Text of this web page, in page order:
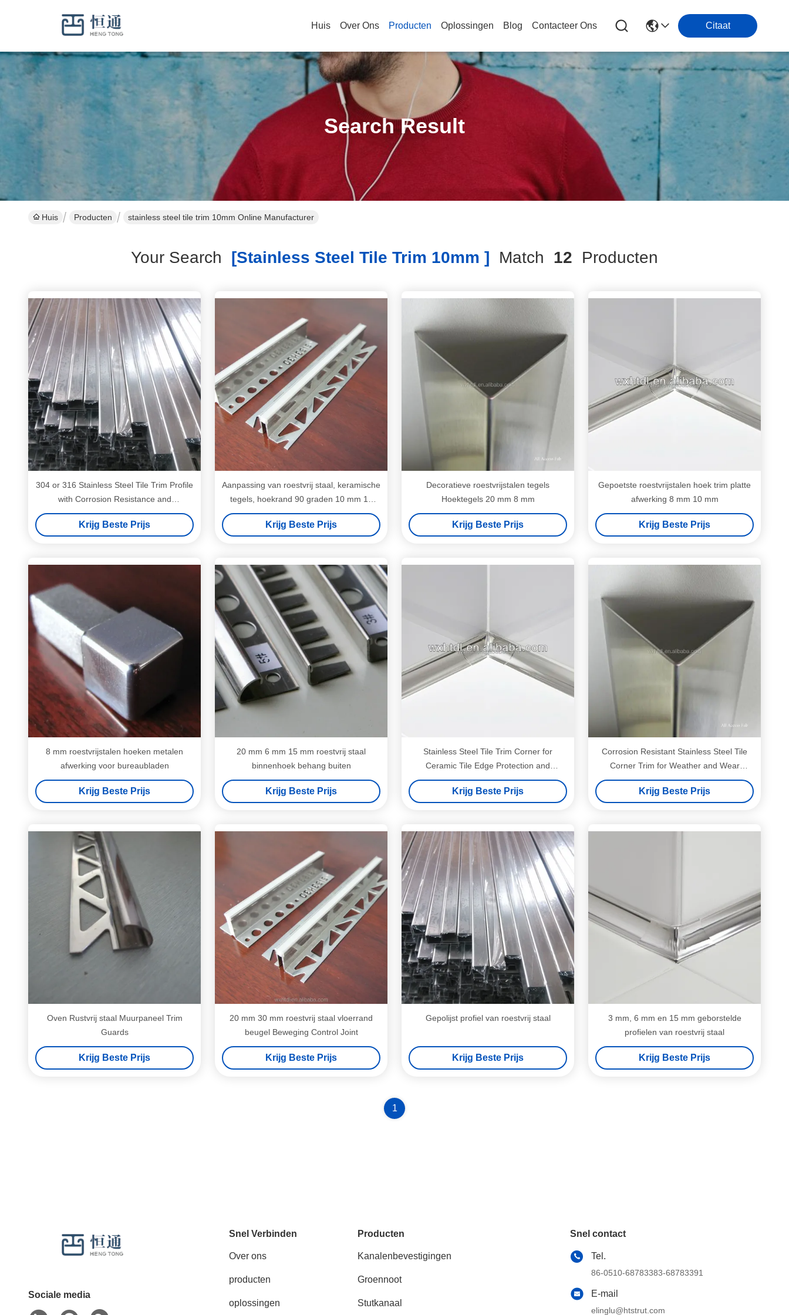
Huis Over Ons Producten Oplossingen Blog Contacteer Ons Citaat
Search Result
Huis Producten stainless steel tile trim 10mm Online Manufacturer
Your Search [stainless Steel Tile Trim 10mm ] Match 12 Producten
304 or 316 Stainless Steel Tile Trim Profile
with Corrosion Resistance and
Customizable Length for Tile Protection
Krijg Beste Prijs
Aanpassing van roestvrij staal, keramische
tegels, hoekrand 90 graden 10 mm 12
mm
Krijg Beste Prijs
Decoratieve roestvrijstalen tegels
Hoektegels 20 mm 8 mm
Krijg Beste Prijs
Gepoetste roestvrijstalen hoek trim platte
afwerking 8 mm 10 mm
Krijg Beste Prijs
8 mm roestvrijstalen hoeken metalen
afwerking voor bureaubladen
Krijg Beste Prijs
20 mm 6 mm 15 mm roestvrij staal
binnenhoek behang buiten
Krijg Beste Prijs
Stainless Steel Tile Trim Corner for
Ceramic Tile Edge Protection and
Decorative Framing with Easy Installation
Krijg Beste Prijs
Corrosion Resistant Stainless Steel Tile
Corner Trim for Weather and Wear
Protection
Krijg Beste Prijs
Oven Rustvrij staal Muurpaneel Trim
Guards
Krijg Beste Prijs
20 mm 30 mm roestvrij staal vloerrand
beugel Beweging Control Joint
Krijg Beste Prijs
Gepolijst profiel van roestvrij staal
Krijg Beste Prijs
3 mm, 6 mm en 15 mm geborstelde
profielen van roestvrij staal
Krijg Beste Prijs
1
Sociale media
Snel Verbinden
Over ons
producten
oplossingen
Producten
Kanalenbevestigingen
Groennoot
Stutkanaal
Snel contact
Tel.
86-0510-68783383-68783391
E-mail
elinglu@htstrut.com